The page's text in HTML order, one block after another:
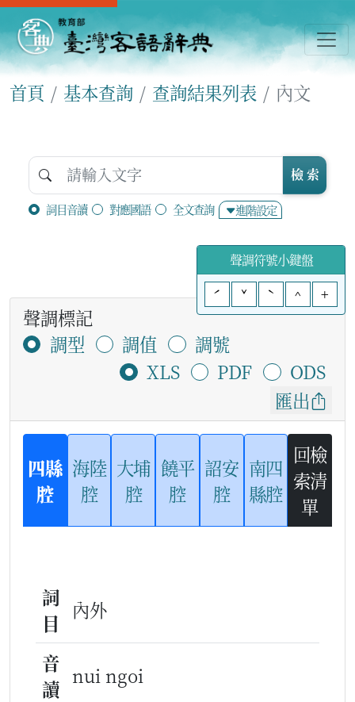
首頁 基本查詢 查詢結果列表 內文
詞目音讀 對應國語 全文查詢 進階設定
檢 索
聲調符號小鍵盤
ˊ
ˇ ˋ ^ +
聲調標記
調型
調值
調號
XLS
PDF
ODS
匯出
四縣
腔
海陸
腔
大埔
腔
饒平
腔
詔安
腔
南四
縣腔
回檢
索清
單
詞
目
內外
音
讀
nui ngoi